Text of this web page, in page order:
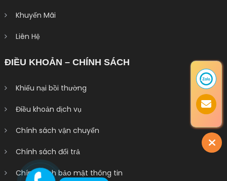
Khuyến Mãi
Liên Hệ
ĐIỀU KHOẢN – CHÍNH SÁCH
Khiếu nại bồi thường
Điều khoản dịch vụ
Chính sách vận chuyển
Chính sách đổi trả
Chính sách bảo mật thông tin